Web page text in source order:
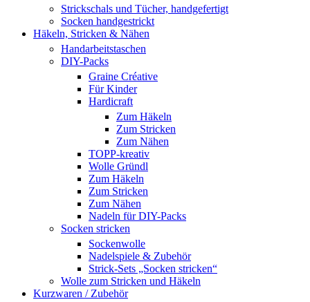
Strickschals und Tücher, handgefertigt
Socken handgestrickt
Häkeln, Stricken & Nähen
Handarbeitstaschen
DIY-Packs
Graine Créative
Für Kinder
Hardicraft
Zum Häkeln
Zum Stricken
Zum Nähen
TOPP-kreativ
Wolle Gründl
Zum Häkeln
Zum Stricken
Zum Nähen
Nadeln für DIY-Packs
Socken stricken
Sockenwolle
Nadelspiele & Zubehör
Strick-Sets „Socken stricken“
Wolle zum Stricken und Häkeln
Kurzwaren / Zubehör